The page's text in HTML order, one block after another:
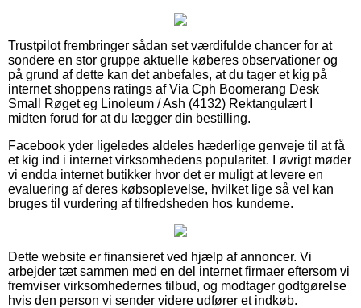
Trustpilot frembringer sådan set værdifulde chancer for at
sondere en stor gruppe aktuelle køberes observationer og
på grund af dette kan det anbefales, at du tager et kig på
internet shoppens ratings af Via Cph Boomerang Desk
Small Røget eg Linoleum / Ash (4132) Rektangulært I
midten forud for at du lægger din bestilling.
Facebook yder ligeledes aldeles hæderlige genveje til at få
et kig ind i internet virksomhedens popularitet. I øvrigt møder
vi endda internet butikker hvor det er muligt at levere en
evaluering af deres købsoplevelse, hvilket lige så vel kan
bruges til vurdering af tilfredsheden hos kunderne.
Dette website er finansieret ved hjælp af annoncer. Vi
arbejder tæt sammen med en del internet firmaer eftersom vi
fremviser virksomhedernes tilbud, og modtager godtgørelse
hvis den person vi sender videre udfører et indkøb.